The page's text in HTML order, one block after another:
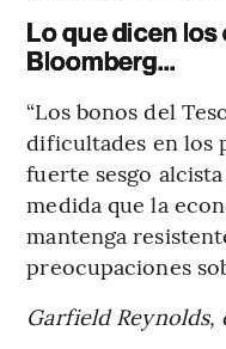
Lo que dicen los
Bloomberg...
“Los bonos del
dificultades en los
fuerte sesgo
medida que la
mantenga
preocupaciones
Garfield Reynolds,